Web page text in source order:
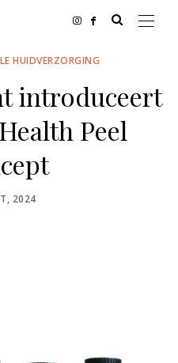
HUIDVERZORGING
introduceert
Peel
2024